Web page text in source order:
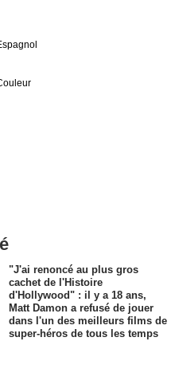
"J'ai renoncé au plus gros
cachet de l'Histoire
d'Hollywood" : il y a 18 ans,
Matt Damon a refusé de jouer
dans l'un des meilleurs films de
super-héros de tous les temps